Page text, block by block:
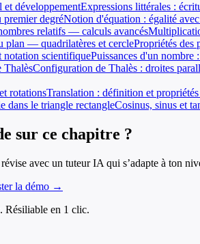
et développementExpressions littérales :
premier degréNotion d'équation : égalité
relatifs — calculs avancés
plan — quadrilatères et cerclePropriétés des
notation scientifiquePuissances d'un nombre
ThalèsConfiguration de Thalès : droites
rotationsTranslation : définition et
dans le triangle rectangleCosinus, sinus et
sur ce chapitre ?
avec un tuteur IA qui s’adapte à ton
la démo →
Résiliable en 1 clic.